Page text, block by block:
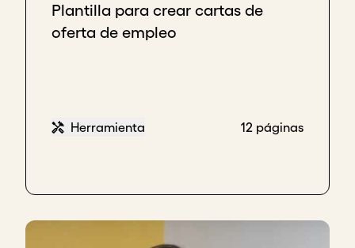
Plantilla para crear cartas de
oferta de empleo
Herramienta 12 páginas